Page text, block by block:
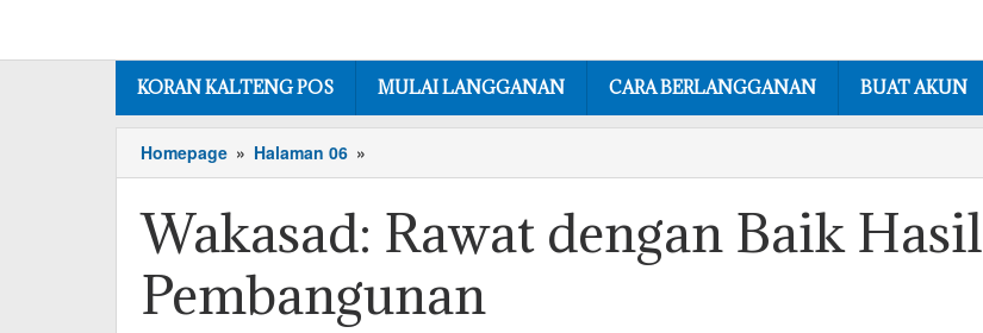
konten
KORAN KALTENG POS MULAI LANGGANAN CARA BERLANGGANAN BUAT AKUN
Homepage » Halaman 06 »
Rawat
Baik
Hasil
Wakasad: Rawat dengan Baik Hasil
Pembangunan